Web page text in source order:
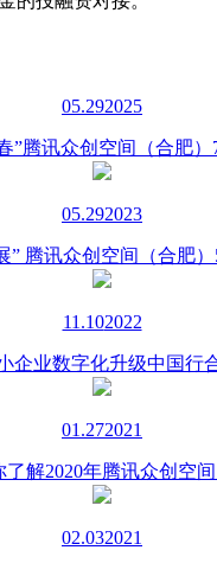
05.292025
”腾讯众创空间（合肥
05.292023
” 腾讯众创空间（合肥
11.102022
企业数字化升级中国行
01.272021
解2020年腾讯众创空间
02.032021